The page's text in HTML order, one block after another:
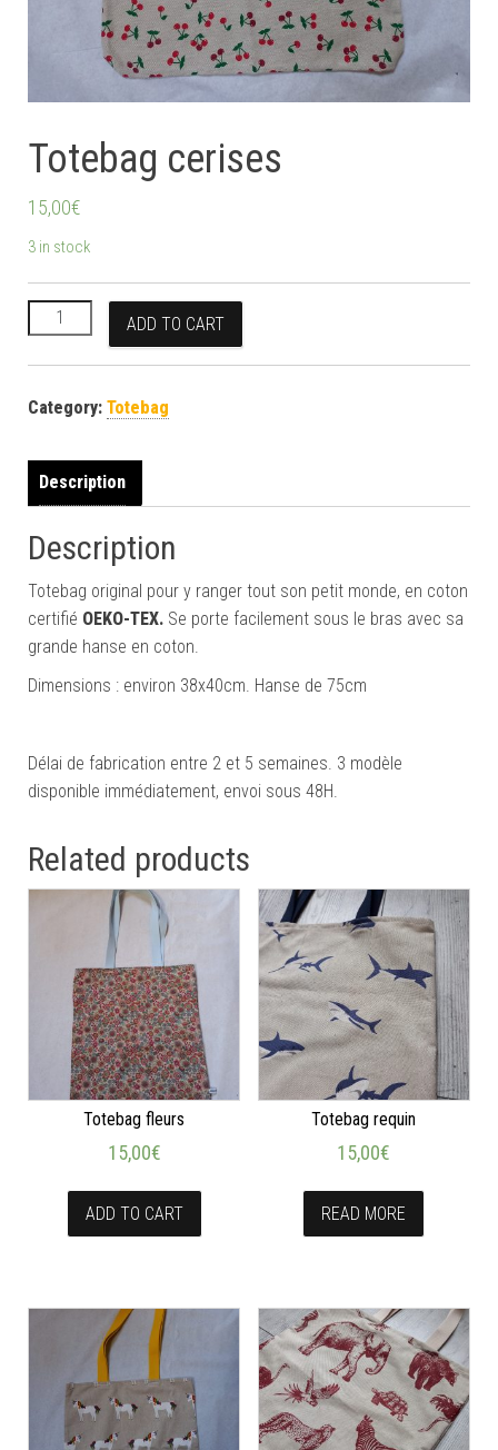
Totebag cerises
15,00€
3 in stock
Totebag cerises quantity
ADD TO CART
Category: Totebag
Description
Description
Totebag original pour y ranger tout son petit monde, en coton
certifié OEKO-TEX. Se porte facilement sous le bras avec sa
grande hanse en coton.
Dimensions : environ 38x40cm. Hanse de 75cm
Délai de fabrication entre 2 et 5 semaines. 3 modèle
disponible immédiatement, envoi sous 48H.
Related products
Totebag fleurs
15,00€
ADD TO CART
Totebag requin
15,00€
READ MORE